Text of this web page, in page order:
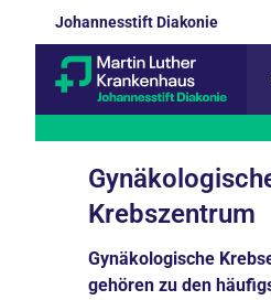
Johannesstift Diakonie
Krebszentrum
Gynäkologische
gehören zu den